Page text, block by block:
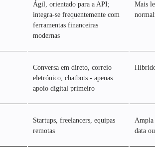
Ágil, orientado para a API;
integra-se frequentemente com
ferramentas financeiras
modernas
Mais
Conversa em direto, correio
eletrónico, chatbots - apenas
apoio digital primeiro
Startups, freelancers, equipas
remotas
Ampla
data